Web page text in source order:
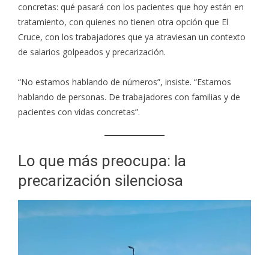
concretas: qué pasará con los pacientes que hoy están en
tratamiento, con quienes no tienen otra opción que El
Cruce, con los trabajadores que ya atraviesan un contexto
de salarios golpeados y precarización.
“No estamos hablando de números”, insiste. “Estamos
hablando de personas. De trabajadores con familias y de
pacientes con vidas concretas”.
Lo que más preocupa: la
precarización silenciosa